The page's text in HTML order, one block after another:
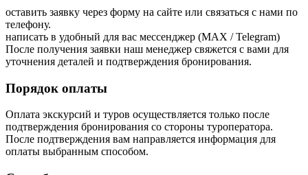
оставить заявку через форму на сайте или связаться с нами по
телефону.
написать в удобный для вас мессенджер (MAX / Telegram)
После получения заявки наш менеджер свяжется с вами для
уточнения деталей и подтверждения бронирования.
Порядок оплаты
Оплата экскурсий и туров осуществляется только после
подтверждения бронирования со стороны туроператора.
После подтверждения вам направляется информация для
оплаты выбранным способом.